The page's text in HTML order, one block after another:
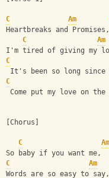
C Am
Heartbreaks and
C
Am
I'm tired of giving my
C
It's been so long since
C
Come put my love on
[Chorus]
C Am
So baby if you want
C
Am
Words are so easy to